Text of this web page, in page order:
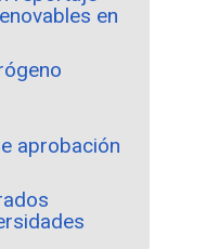
en
aprobación